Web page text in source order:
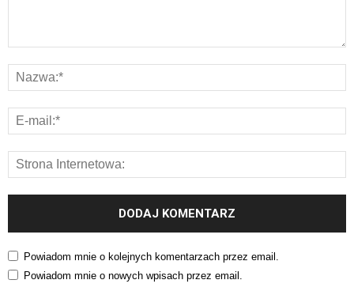
Powiadom mnie o kolejnych komentarzach przez email.
Powiadom mnie o nowych wpisach przez email.